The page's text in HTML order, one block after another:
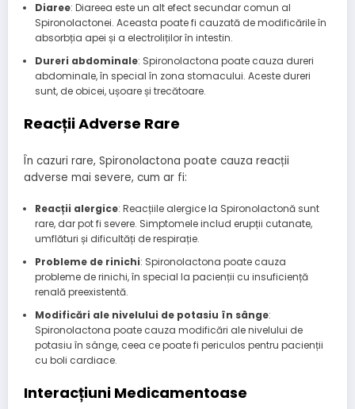
Diaree: Diareea este un alt efect secundar comun al
Spironolactonei. Aceasta poate fi cauzată de modificările în
absorbția apei și a electroliților în intestin.
Dureri abdominale: Spironolactona poate cauza dureri
abdominale, în special în zona stomacului. Aceste dureri
sunt, de obicei, ușoare și trecătoare.
Reacții Adverse Rare
În cazuri rare, Spironolactona poate cauza reacții
adverse mai severe, cum ar fi:
Reacții alergice: Reacțiile alergice la Spironolactonă sunt
rare, dar pot fi severe. Simptomele includ erupții cutanate,
umflături și dificultăți de respirație.
Probleme de rinichi: Spironolactona poate cauza
probleme de rinichi, în special la pacienții cu insuficiență
renală preexistentă.
Modificări ale nivelului de potasiu în sânge:
Spironolactona poate cauza modificări ale nivelului de
potasiu în sânge, ceea ce poate fi periculos pentru pacienții
cu boli cardiace.
Interacțiuni Medicamentoase